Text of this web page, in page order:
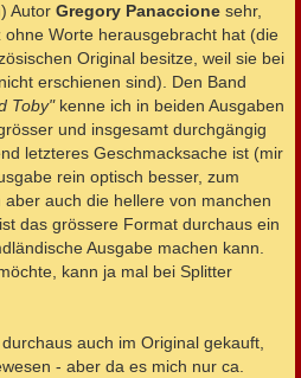
Autor Gregory Panaccione sehr,
Worte herausgebracht hat (die
Original besitze, weil sie bei
erschienen sind). Den Band
Toby"kenne ich in beiden Ausgaben
und insgesamt durchgängig
letzteres Geschmacksache ist (mir
rein optisch besser, zum
auch die hellere von manchen
das grössere Format durchaus ein
Ausgabe machen kann.
kann ja mal bei Splitter
auch im Original gekauft,
- aber da es mich nur ca.